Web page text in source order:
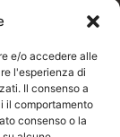
e/o accedere alle
l'esperienza di
Il consenso a
il comportamento
consenso o la
o
condizioni